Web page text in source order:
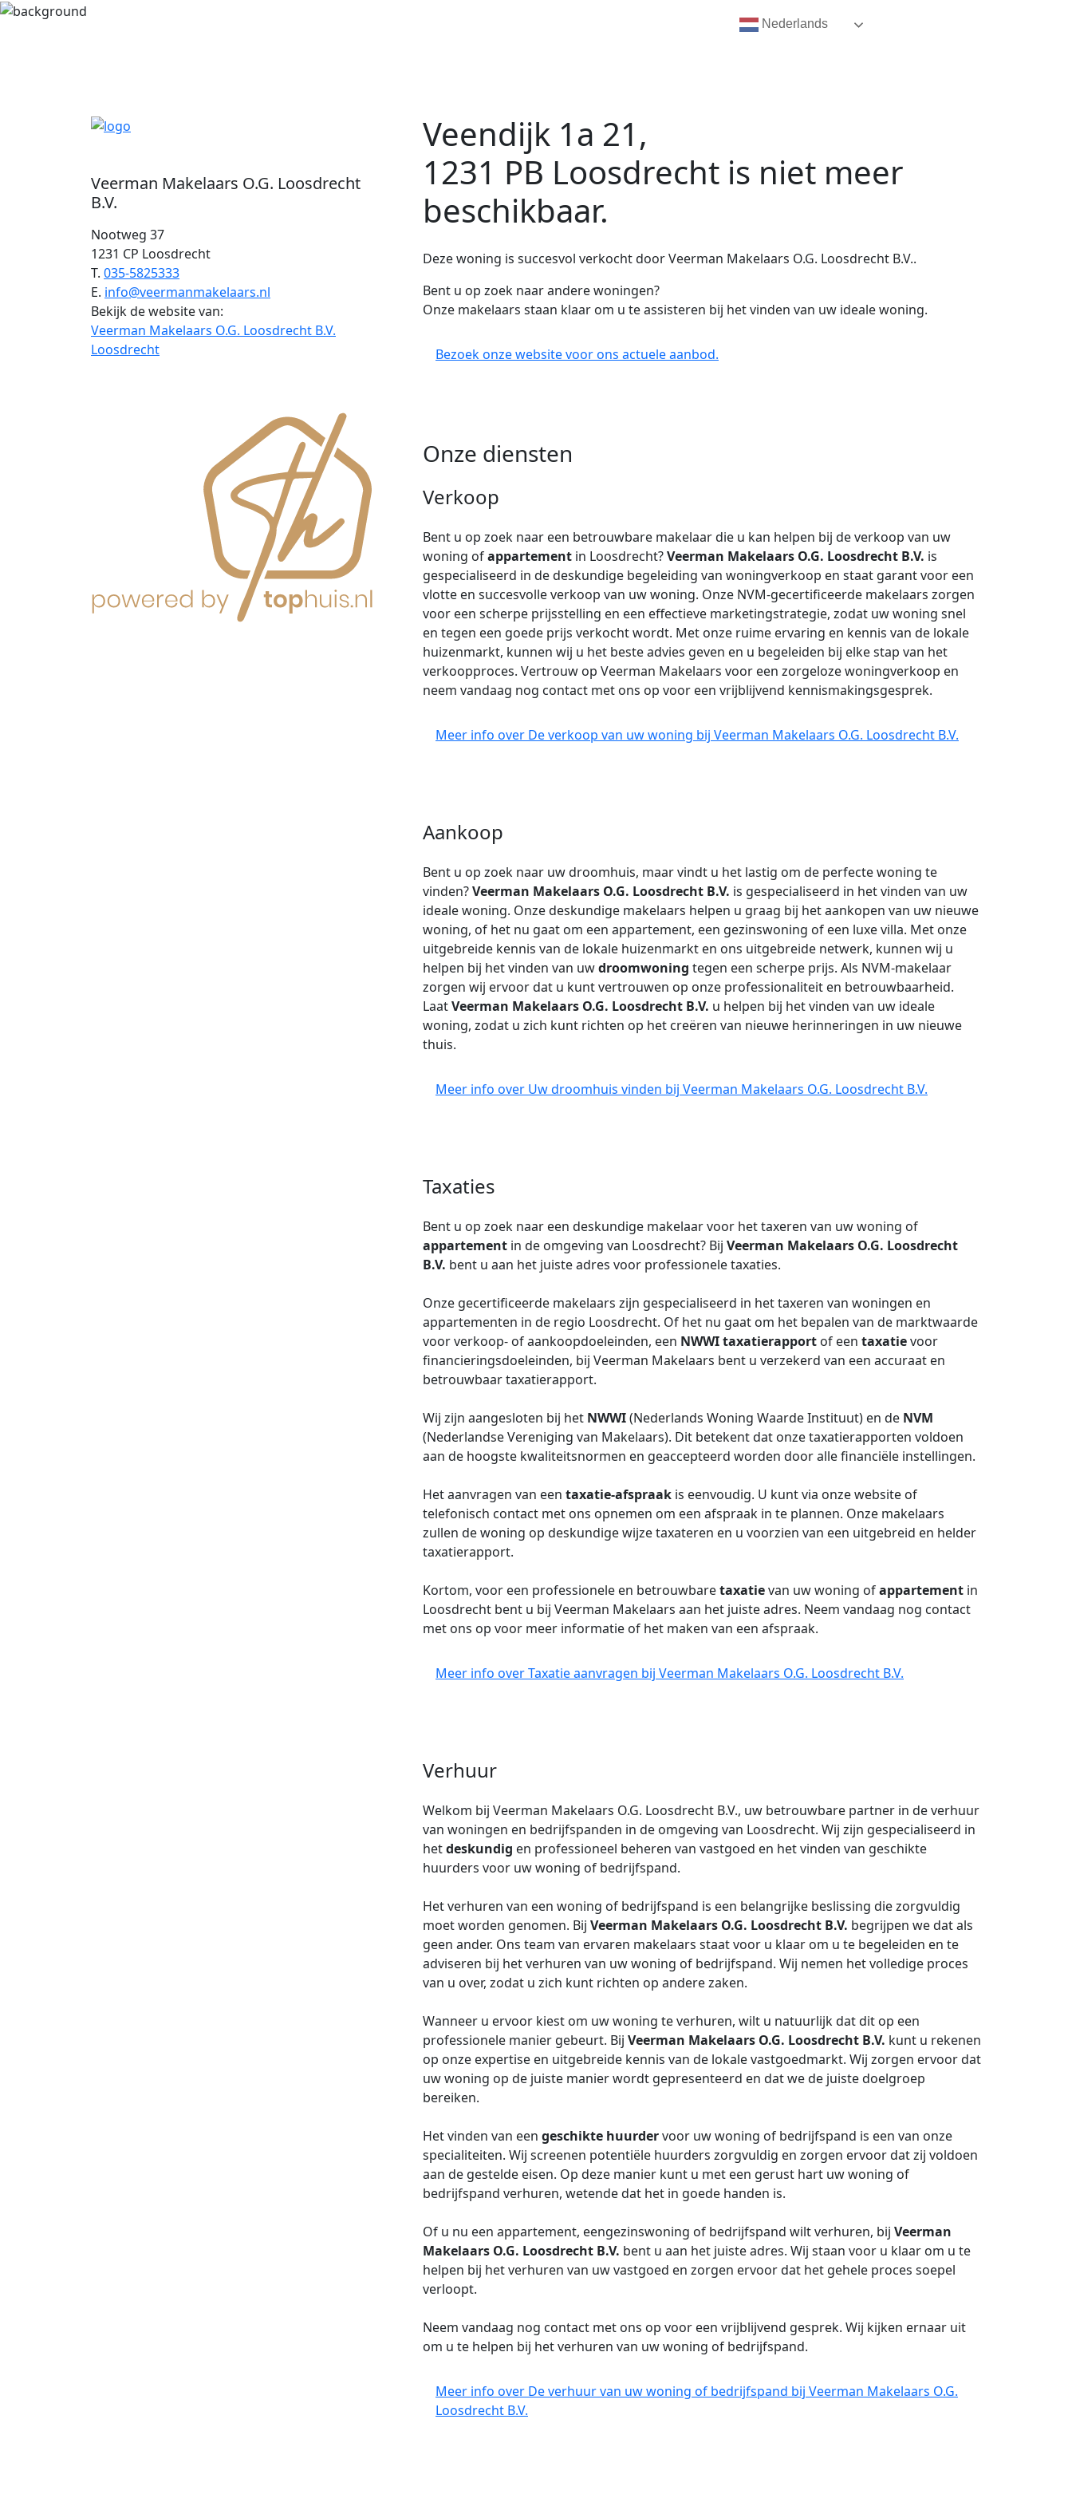
Veerman Makelaars O.G. Loosdrecht
B.V.
Nootweg 37
1231 CP Loosdrecht
T. 035-5825333
E. info@veermanmakelaars.nl
Bekijk de website van:
Veerman Makelaars O.G. Loosdrecht B.V.
Loosdrecht
Veendijk 1a 21,
1231 PB Loosdrecht is niet meer
beschikbaar.
Deze woning is succesvol verkocht door Veerman Makelaars O.G. Loosdrecht B.V..
Bent u op zoek naar andere woningen?
Onze makelaars staan klaar om u te assisteren bij het vinden van uw ideale woning.
Bezoek onze website voor ons actuele aanbod.
Onze diensten
Verkoop
Bent u op zoek naar een betrouwbare makelaar die u kan helpen bij de verkoop van uw
woning ofappartement in Loosdrecht?Veerman Makelaars O.G. Loosdrecht B.V. is
gespecialiseerd in de deskundige begeleiding van woningverkoop en staat garant voor een
vlotte en succesvolle verkoop van uw woning. Onze NVM-gecertificeerde makelaars zorgen
voor een scherpe prijsstelling en een effectieve marketingstrategie, zodat uw woning snel
en tegen een goede prijs verkocht wordt. Met onze ruime ervaring en kennis van de lokale
huizenmarkt, kunnen wij u het beste advies geven en u begeleiden bij elke stap van het
verkoopproces. Vertrouw op Veerman Makelaars voor een zorgeloze woningverkoop en
neem vandaag nog contact met ons op voor een vrijblijvend kennismakingsgesprek.
Meer info over De verkoop van uw woning bij Veerman Makelaars O.G. Loosdrecht B.V.
Aankoop
Bent u op zoek naar uw droomhuis, maar vindt u het lastig om de perfecte woning te
vinden?Veerman Makelaars O.G. Loosdrecht B.V. is gespecialiseerd in het vinden van uw
ideale woning. Onze deskundige makelaars helpen u graag bij het aankopen van uw nieuwe
woning, of het nu gaat om een appartement, een gezinswoning of een luxe villa. Met onze
uitgebreide kennis van de lokale huizenmarkt en ons uitgebreide netwerk, kunnen wij u
helpen bij het vinden van uwdroomwoning tegen een scherpe prijs. Als NVM-makelaar
zorgen wij ervoor dat u kunt vertrouwen op onze professionaliteit en betrouwbaarheid.
LaatVeerman Makelaars O.G. Loosdrecht B.V. u helpen bij het vinden van uw ideale
woning, zodat u zich kunt richten op het creëren van nieuwe herinneringen in uw nieuwe
thuis.
Meer info over Uw droomhuis vinden bij Veerman Makelaars O.G. Loosdrecht B.V.
Taxaties
Bent u op zoek naar een deskundige makelaar voor het taxeren van uw woning of
appartement in de omgeving van Loosdrecht? Bij Veerman Makelaars O.G. Loosdrecht
B.V. bent u aan het juiste adres voor professionele taxaties.
Onze gecertificeerde makelaars zijn gespecialiseerd in het taxeren van woningen en
appartementen in de regio Loosdrecht. Of het nu gaat om het bepalen van de marktwaarde
voor verkoop- of aankoopdoeleinden, een NWWItaxatierapport of een taxatievoor
financieringsdoeleinden, bij Veerman Makelaars bent u verzekerd van een accuraat en
betrouwbaar taxatierapport.
Wij zijn aangesloten bij het NWWI(Nederlands Woning Waarde Instituut) en de NVM
(Nederlandse Vereniging van Makelaars). Dit betekent dat onze taxatierapporten voldoen
aan de hoogste kwaliteitsnormen en geaccepteerd worden door alle financiële instellingen.
Het aanvragen van een taxatie-afspraak is eenvoudig. U kunt via onze website of
telefonisch contact met ons opnemen om een afspraak in te plannen. Onze makelaars
zullen de woning op deskundige wijze taxateren en u voorzien van een uitgebreid en helder
taxatierapport.
Kortom, voor een professionele en betrouwbaretaxatievan uw woning ofappartement in
Loosdrecht bent u bij Veerman Makelaars aan het juiste adres. Neem vandaag nog contact
met ons op voor meer informatie of het maken van een afspraak.
Meer info over Taxatie aanvragen bij Veerman Makelaars O.G. Loosdrecht B.V.
Verhuur
Welkom bij Veerman Makelaars O.G. Loosdrecht B.V., uw betrouwbare partner in de verhuur
van woningen en bedrijfspanden in de omgeving van Loosdrecht. Wij zijn gespecialiseerd in
hetdeskundig en professioneel beheren van vastgoed en het vinden van geschikte
huurders voor uw woning of bedrijfspand.
Het verhuren van een woning of bedrijfspand is een belangrijke beslissing die zorgvuldig
moet worden genomen. Bij Veerman Makelaars O.G. Loosdrecht B.V. begrijpen we dat als
geen ander. Ons team van ervaren makelaars staat voor u klaar om u te begeleiden en te
adviseren bij het verhuren van uw woning of bedrijfspand. Wij nemen het volledige proces
van u over, zodat u zich kunt richten op andere zaken.
Wanneer u ervoor kiest om uw woning te verhuren, wilt u natuurlijk dat dit op een
professionele manier gebeurt. Bij Veerman Makelaars O.G. Loosdrecht B.V. kunt u rekenen
op onze expertise en uitgebreide kennis van de lokale vastgoedmarkt. Wij zorgen ervoor dat
uw woning op de juiste manier wordt gepresenteerd en dat we de juiste doelgroep
bereiken.
Het vinden van een geschikte huurdervoor uw woning of bedrijfspand is een van onze
specialiteiten. Wij screenen potentiële huurders zorgvuldig en zorgen ervoor dat zij voldoen
aan de gestelde eisen. Op deze manier kunt u met een gerust hart uw woning of
bedrijfspand verhuren, wetende dat het in goede handen is.
Of u nu een appartement, eengezinswoning of bedrijfspand wilt verhuren, bij Veerman
Makelaars O.G. Loosdrecht B.V. bent u aan het juiste adres. Wij staan voor u klaar om u te
helpen bij het verhuren van uw vastgoed en zorgen ervoor dat het gehele proces soepel
verloopt.
Neem vandaag nog contact met ons op voor een vrijblijvend gesprek. Wij kijken ernaar uit
om u te helpen bij het verhuren van uw woning of bedrijfspand.
Meer info over De verhuur van uw woning of bedrijfspand bij Veerman Makelaars O.G.
Loosdrecht B.V.
Nederlands